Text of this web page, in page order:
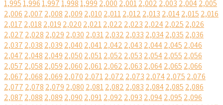
1,9951,9961,9971,9981,999 2,000 2,0012,002 2,003 2,0042,005
2,006 2,007 2,008 2,009 2,010 2,0112,012 2,013 2,0142,015 2,016
2,017 2,018 2,019 2,020 2,0212,022 2,023 2,0242,025 2,026
2,027 2,028 2,029 2,030 2,0312,032 2,033 2,0342,035 2,036
2,037 2,038 2,039 2,040 2,0412,042 2,043 2,0442,045 2,046
2,047 2,048 2,049 2,050 2,0512,052 2,053 2,0542,055 2,056
2,057 2,058 2,059 2,060 2,0612,062 2,063 2,0642,065 2,066
2,067 2,068 2,069 2,070 2,0712,072 2,073 2,0742,075 2,076
2,077 2,078 2,079 2,080 2,0812,082 2,083 2,0842,085 2,086
2,087 2,088 2,089 2,090 2,0912,092 2,093 2,0942,095 2,096